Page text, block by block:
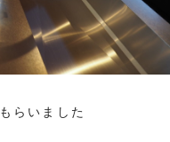
らいました